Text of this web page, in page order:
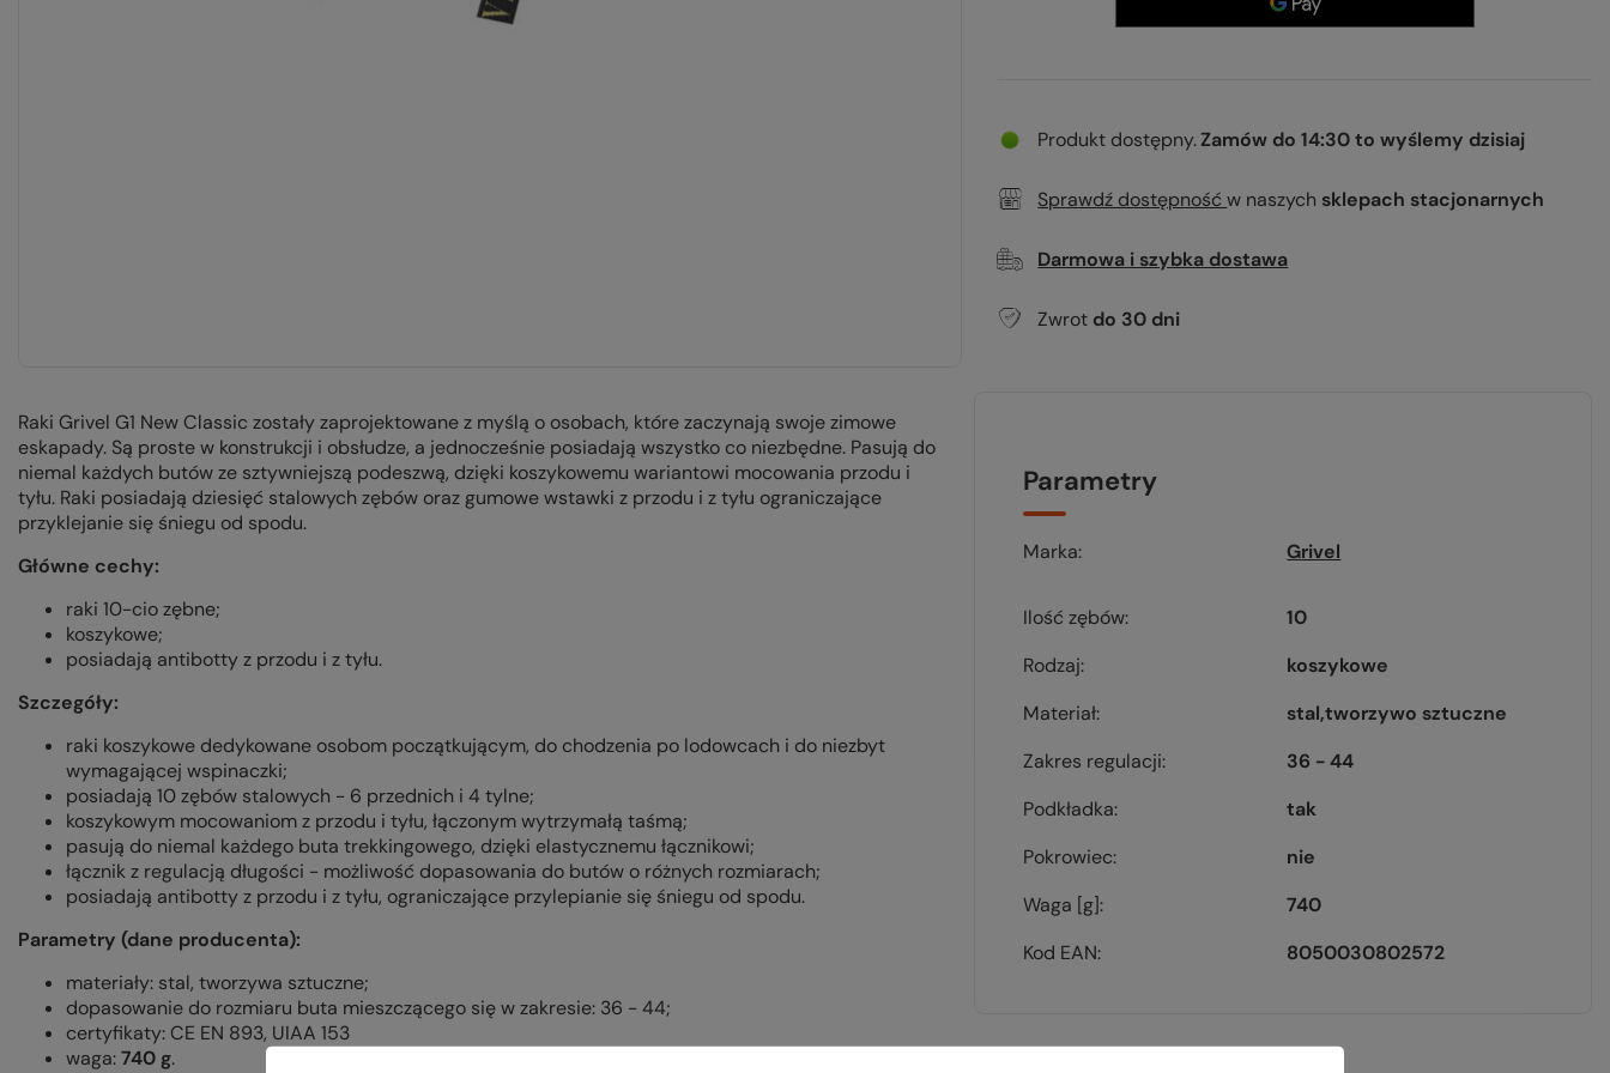
Produkt dostępny Zamów do14:30 to wyślemy dzisiaj
Sprawdź dostępnośćw naszych sklepach stacjonarnych
Darmowa i szybka dostawa
Zwrot do 30 dni
Raki Grivel G1 New Classic zostały zaprojektowane z myślą o osobach, które zaczynają swoje zimowe
eskapady. Są proste w konstrukcji i obsłudze, a jednocześnie posiadają wszystko co niezbędne. Pasują do
niemal każdych butów ze sztywniejszą podeszwą, dzięki koszykowemu wariantowi mocowania przodu i
tyłu. Raki posiadają dziesięć stalowych zębów oraz gumowe wstawki z przodu i z tyłu ograniczające
przyklejanie się śniegu od spodu.
Główne cechy:
raki 10-cio zębne;
koszykowe;
posiadają antibotty z przodu i z tyłu.
Szczegóły:
raki koszykowe dedykowane osobom początkującym, do chodzenia po lodowcach i do niezbyt
wymagającej wspinaczki;
posiadają 10 zębów stalowych - 6 przednich i 4 tylne;
koszykowym mocowaniom z przodu i tyłu, łączonym wytrzymałą taśmą;
pasują do niemal każdego buta trekkingowego, dzięki elastycznemu łącznikowi;
łącznik z regulacją długości - możliwość dopasowania do butów o różnych rozmiarach;
posiadają antibotty z przodu i z tyłu, ograniczające przylepianie się śniegu od spodu.
Parametry (dane producenta):
materiały: stal, tworzywa sztuczne;
dopasowanie do rozmiaru buta mieszczącego się w zakresie: 36 - 44;
certyfikaty: CE EN 893, UIAA 153
waga:740 g.
Parametry
Marka Grivel
Ilość zębów
10
Rodzaj
koszykowe
Materiał
staltworzywo sztuczne
Zakres regulacji
36 - 44
Podkładka
tak
Pokrowiec
nie
Waga [g]
740
Kod EAN
8050030802572